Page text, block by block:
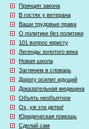
Принцип закона
В гостях у ветерана
Ваши трудовые права
О политике без политики
101 вопрос юристу
Легенды золотого века
Новая школа
Заглянем в словарь
Дорогу осилит идущий
Доказательная медицина
Объять необъятное
Ох, уж эти детки!
Юридическая помощь
Сделай сам